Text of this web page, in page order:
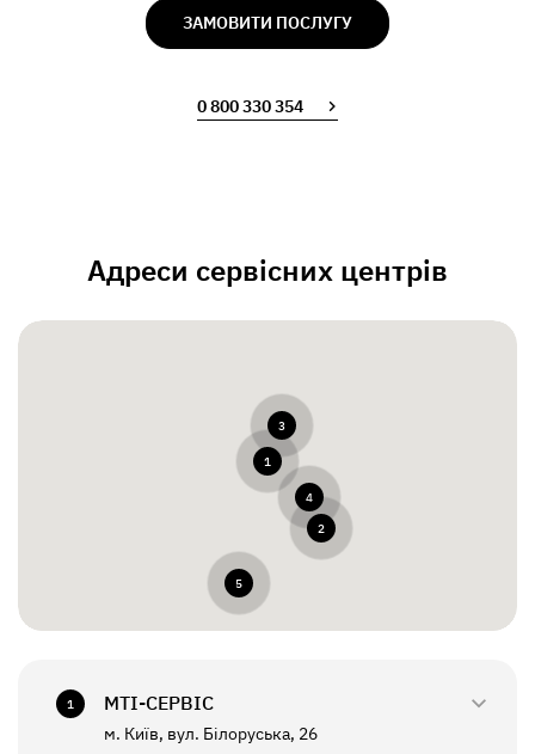
ЗАМОВИТИ ПОСЛУГУ
0 800 330 354
Адреси сервісних центрів
1
2
3
4
5
1 МТI-СЕРВІС
м. Київ, вул. Білоруська, 26